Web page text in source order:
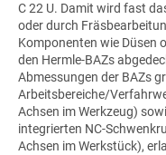
C 22 U. Damit wird fast
oder durch
Komponenten wie Düsen
den Hermle-BAZs
Abmessungen der BAZs
Arbeitsbereiche/
Achsen im Werkzeug)
integrierten NC-
Achsen im Werkstück),